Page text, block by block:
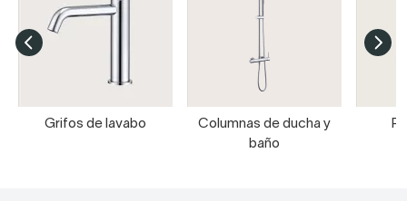
Grifos de lavabo
Columnas de ducha y
baño